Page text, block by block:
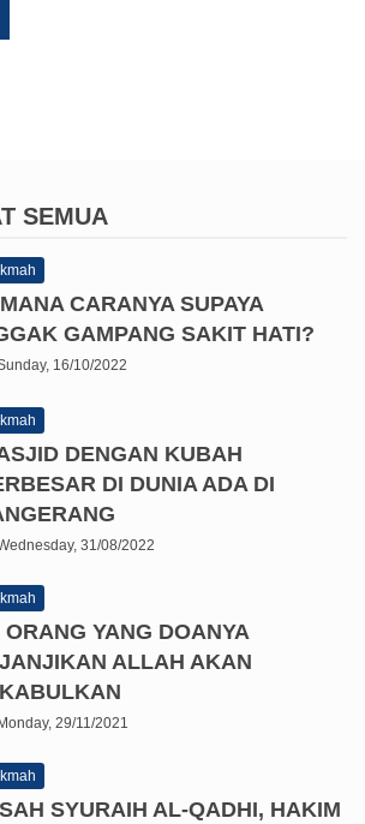
SEMUA
CARANYA SUPAYA
GAMPANG SAKIT HATI?
16/10/2022
DENGAN KUBAH
DI DUNIA ADA DI
31/08/2022
ORANG YANG DOANYA
ALLAH AKAN
Monday, 29/11/2021
SYURAIH AL-QADHI, HAKIM